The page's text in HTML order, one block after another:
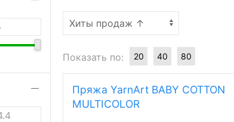
Показать по: 20 40 80
Пряжа YarnArt BABY COTTON
MULTICOLOR